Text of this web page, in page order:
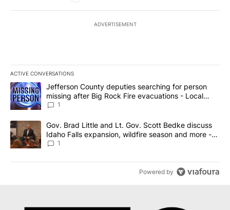
ADVERTISEMENT
ACTIVE CONVERSATIONS
The following is a list of the most commented articles in the last
A trending article titled "Jefferson County deputies searching
Jefferson County deputies searching for person
missing after Big Rock Fire evacuations - Local
News 8
1
A trending article titled "Gov. Brad Little and Lt. Gov. Scott
Gov. Brad Little and Lt. Gov. Scott Bedke discuss
Idaho Falls expansion, wildfire season and more -
Local News 8
1
Powered by